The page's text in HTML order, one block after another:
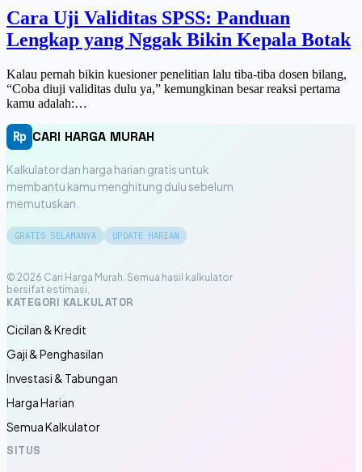
Cara Uji Validitas SPSS: Panduan
Lengkap yang Nggak Bikin Kepala Botak
Kalau pernah bikin kuesioner penelitian lalu tiba-tiba dosen bilang,
“Coba diuji validitas dulu ya,” kemungkinan besar reaksi pertama
kamu adalah:…
Rp CARI HARGA MURAH
Kalkulator dan harga harian gratis untuk
membantu kamu menghitung dulu sebelum
memutuskan.
GRATIS SELAMANYA UPDATE HARIAN
© 2026 Cari Harga Murah. Semua hasil kalkulator
bersifat estimasi.
KATEGORI KALKULATOR
Cicilan & Kredit
Gaji & Penghasilan
Investasi & Tabungan
Harga Harian
Semua Kalkulator
SITUS